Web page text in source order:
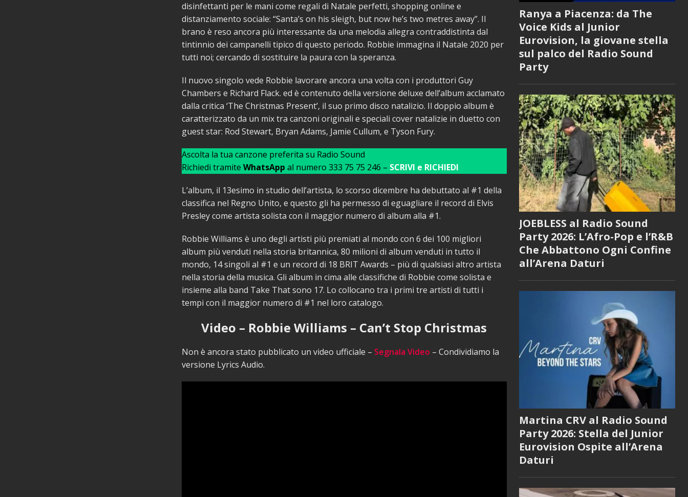
disinfettanti per le mani come regali di Natale perfetti, shopping online e
distanziamento sociale: “Santa’s on his sleigh, but now he’s two metres away”. Il
brano è reso ancora più interessante da una melodia allegra contraddistinta dal
tintinnio dei campanelli tipico di questo periodo. Robbie immagina il Natale 2020 per
tutti noi; cercando di sostituire la paura con la speranza.
Il nuovo singolo vede Robbie lavorare ancora una volta con i produttori Guy
Chambers e Richard Flack. ed è contenuto della versione deluxe dell’album acclamato
dalla critica ‘The Christmas Present’, il suo primo disco natalizio. Il doppio album è
caratterizzato da un mix tra canzoni originali e speciali cover natalizie in duetto con
guest star: Rod Stewart, Bryan Adams, Jamie Cullum, e Tyson Fury.
Ascolta la tua canzone preferita su Radio Sound
Richiedi tramite WhatsApp al numero 333 75 75 246 – SCRIVI e RICHIEDI
L’album, il 13esimo in studio dell’artista, lo scorso dicembre ha debuttato al #1 della
classifica nel Regno Unito, e questo gli ha permesso di eguagliare il record di Elvis
Presley come artista solista con il maggior numero di album alla #1.
Robbie Williams è uno degli artisti più premiati al mondo con 6 dei 100 migliori
album più venduti nella storia britannica, 80 milioni di album venduti in tutto il
mondo, 14 singoli al #1 e un record di 18 BRIT Awards – più di qualsiasi altro artista
nella storia della musica. Gli album in cima alle classifiche di Robbie come solista e
insieme alla band Take That sono 17. Lo collocano tra i primi tre artisti di tutti i
tempi con il maggior numero di #1 nel loro catalogo.
Video – Robbie Williams – Can’t Stop Christmas
Non è ancora stato pubblicato un video ufficiale – Segnala Video – Condividiamo la
versione Lyrics Audio.
Ranya a Piacenza: da The
Voice Kids al Junior
Eurovision, la giovane stella
sul palco del Radio Sound
Party
JOEBLESS al Radio Sound
Party 2026: L’Afro-Pop e l’R&B
Che Abbattono Ogni Confine
all’Arena Daturi
Martina CRV al Radio Sound
Party 2026: Stella del Junior
Eurovision Ospite all’Arena
Daturi